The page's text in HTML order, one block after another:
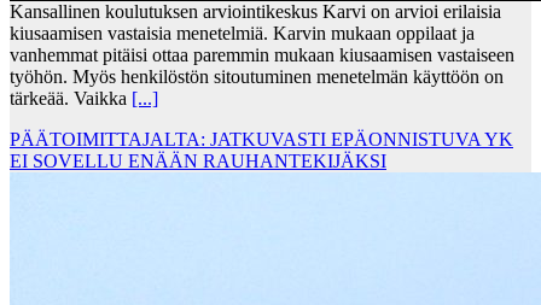
Kansallinen koulutuksen arviointikeskus Karvi on arvioi erilaisia
kiusaamisen vastaisia menetelmiä. Karvin mukaan oppilaat ja
vanhemmat pitäisi ottaa paremmin mukaan kiusaamisen vastaiseen
työhön. Myös henkilöstön sitoutuminen menetelmän käyttöön on
tärkeää. Vaikka [...]
PÄÄTOIMITTAJALTA: JATKUVASTI EPÄONNISTUVA YK
EI SOVELLU ENÄÄN RAUHANTEKIJÄKSI